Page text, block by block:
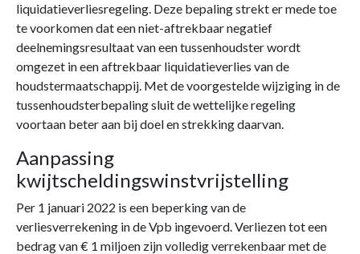
liquidatieverliesregeling. Deze bepaling strekt er mede toe
te voorkomen dat een niet-aftrekbaar negatief
deelnemingsresultaat van een tussenhoudster wordt
omgezet in een aftrekbaar liquidatieverlies van de
houdstermaatschappij. Met de voorgestelde wijziging in de
tussenhoudsterbepaling sluit de wettelijke regeling
voortaan beter aan bij doel en strekking daarvan.
Aanpassing
kwijtscheldingswinstvrijstelling
Per 1 januari 2022 is een beperking van de
verliesverrekening in de Vpb ingevoerd. Verliezen tot een
bedrag van € 1 miljoen zijn volledig verrekenbaar met de